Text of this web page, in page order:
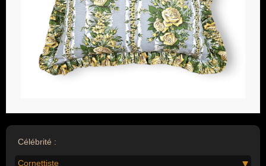
Célébrité :
Cornettiste